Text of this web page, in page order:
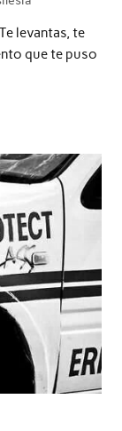
levantas, te
que te puso